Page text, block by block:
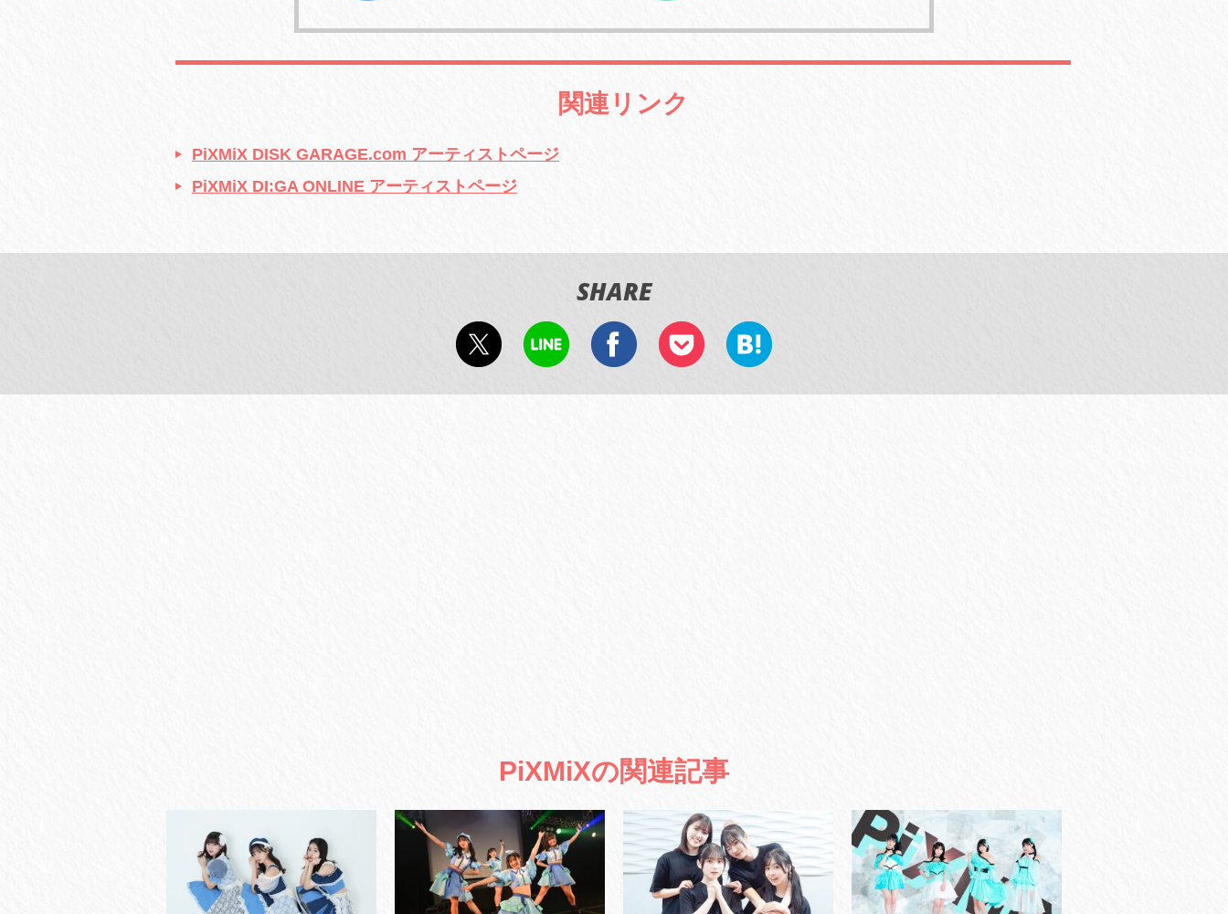
関連リンク
PiXMiX DISK GARAGE.com アーティストページ
PiXMiX DI:GA ONLINE アーティストページ
SHARE
PiXMiXの関連記事